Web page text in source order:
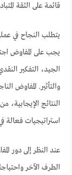
قائمة على الثقة
يتطلب النجاح في
يجب على المفاوض
الجيد، التفكير
والتأثير. المفاوض
النتائج
استراتيجيات فعالة
عند النظر إلى دور
الطرف الآخر